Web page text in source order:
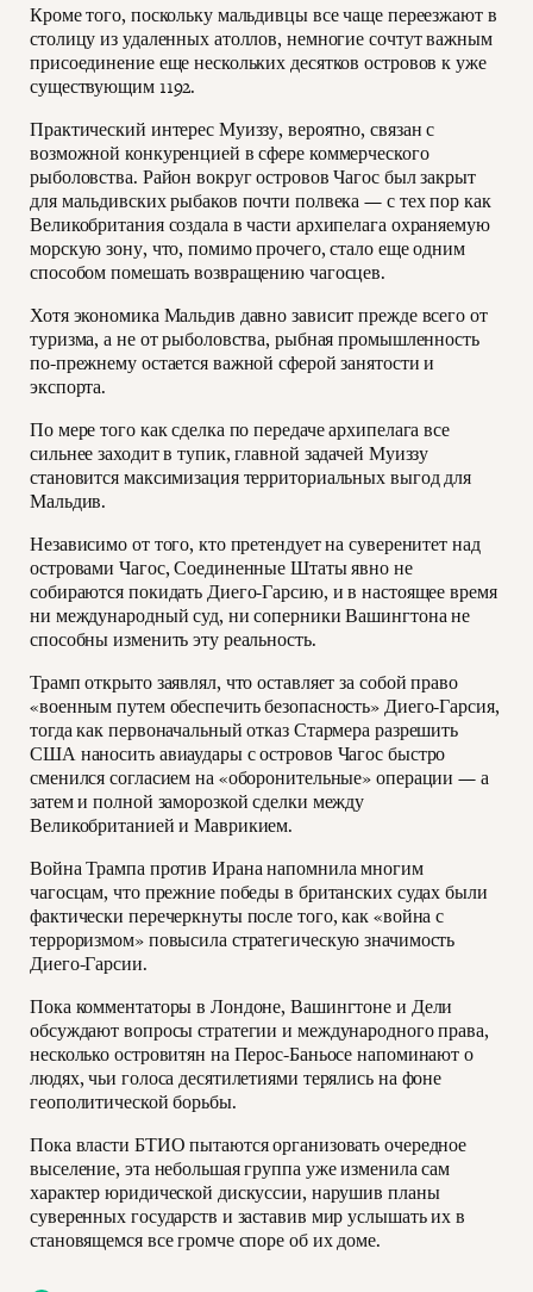
Кроме того, поскольку мальдивцы все чаще переезжают в
столицу из удаленных атоллов, немногие сочтут важным
присоединение еще нескольких десятков островов к уже
существующим 1192.
Практический интерес Муиззу, вероятно, связан с
возможной конкуренцией в сфере коммерческого
рыболовства. Район вокруг островов Чагос был закрыт
для мальдивских рыбаков почти полвека — с тех пор как
Великобритания создала в части архипелага охраняемую
морскую зону, что, помимо прочего, стало еще одним
способом помешать возвращению чагосцев.
Хотя экономика Мальдив давно зависит прежде всего от
туризма, а не от рыболовства, рыбная промышленность
по-прежнему остается важной сферой занятости и
экспорта.
По мере того как сделка по передаче архипелага все
сильнее заходит в тупик, главной задачей Муиззу
становится максимизация территориальных выгод для
Мальдив.
Независимо от того, кто претендует на суверенитет над
островами Чагос, Соединенные Штаты явно не
собираются покидать Диего-Гарсию, и в настоящее время
ни международный суд, ни соперники Вашингтона не
способны изменить эту реальность.
Трамп открыто заявлял, что оставляет за собой право
«военным путем обеспечить безопасность» Диего-Гарсия,
тогда как первоначальный отказ Стармера разрешить
США наносить авиаудары с островов Чагос быстро
сменился согласием на «оборонительные» операции — а
затем и полной заморозкой сделки между
Великобританией и Маврикием.
Война Трампа против Ирана напомнила многим
чагосцам, что прежние победы в британских судах были
фактически перечеркнуты после того, как «война с
терроризмом» повысила стратегическую значимость
Диего-Гарсии.
Пока комментаторы в Лондоне, Вашингтоне и Дели
обсуждают вопросы стратегии и международного права,
несколько островитян на Перос-Баньосе напоминают о
людях, чьи голоса десятилетиями терялись на фоне
геополитической борьбы.
Пока власти БТИО пытаются организовать очередное
выселение, эта небольшая группа уже изменила сам
характер юридической дискуссии, нарушив планы
суверенных государств и заставив мир услышать их в
становящемся все громче споре об их доме.